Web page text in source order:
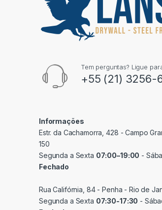
Tem perguntas? Ligue
+55 (21) 3256-
Informações
Estr. da Cachamorra, 428 - Campo
150
Segunda a Sexta 07:00–19:00 -
Fechado
Rua Califórnia, 84 - Penha - Rio de
Segunda a Sexta 07:30-17:30 -